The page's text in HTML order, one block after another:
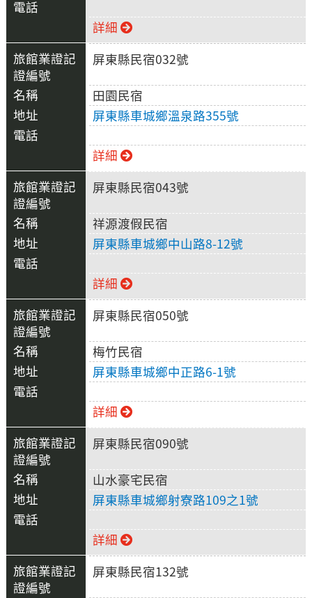
詳細
屏東縣民宿032號
田園民宿
屏東縣車城鄉溫泉路355號
詳細
屏東縣民宿043號
祥源渡假民宿
屏東縣車城鄉中山路8-12號
詳細
屏東縣民宿050號
梅竹民宿
屏東縣車城鄉中正路6-1號
詳細
屏東縣民宿090號
山水豪宅民宿
屏東縣車城鄉射寮路109之1號
詳細
屏東縣民宿132號